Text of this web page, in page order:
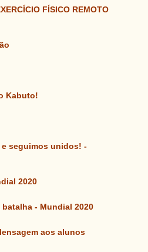
FÍSICO REMOTO
Kabuto!
seguimos unidos! -
2020
- Mundial 2020
aos alunos